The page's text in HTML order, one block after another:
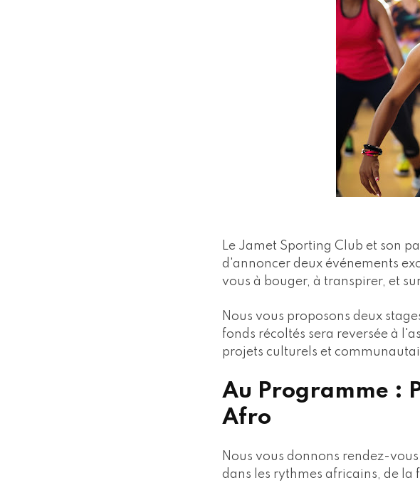
Le Jamet Sporting Club et son
d'annoncer deux événements
vous à bouger, à transpirer, et
Nous vous proposons deux
fonds récoltés sera reversée à
projets culturels et
Au Programme :
Afro
Nous vous donnons rendez-
dans les rythmes africains, de la